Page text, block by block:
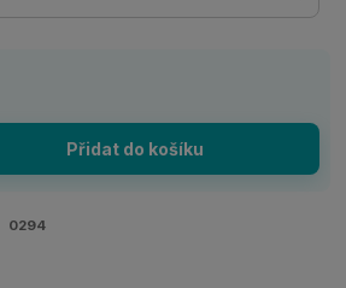
Přidat do košíku
0294